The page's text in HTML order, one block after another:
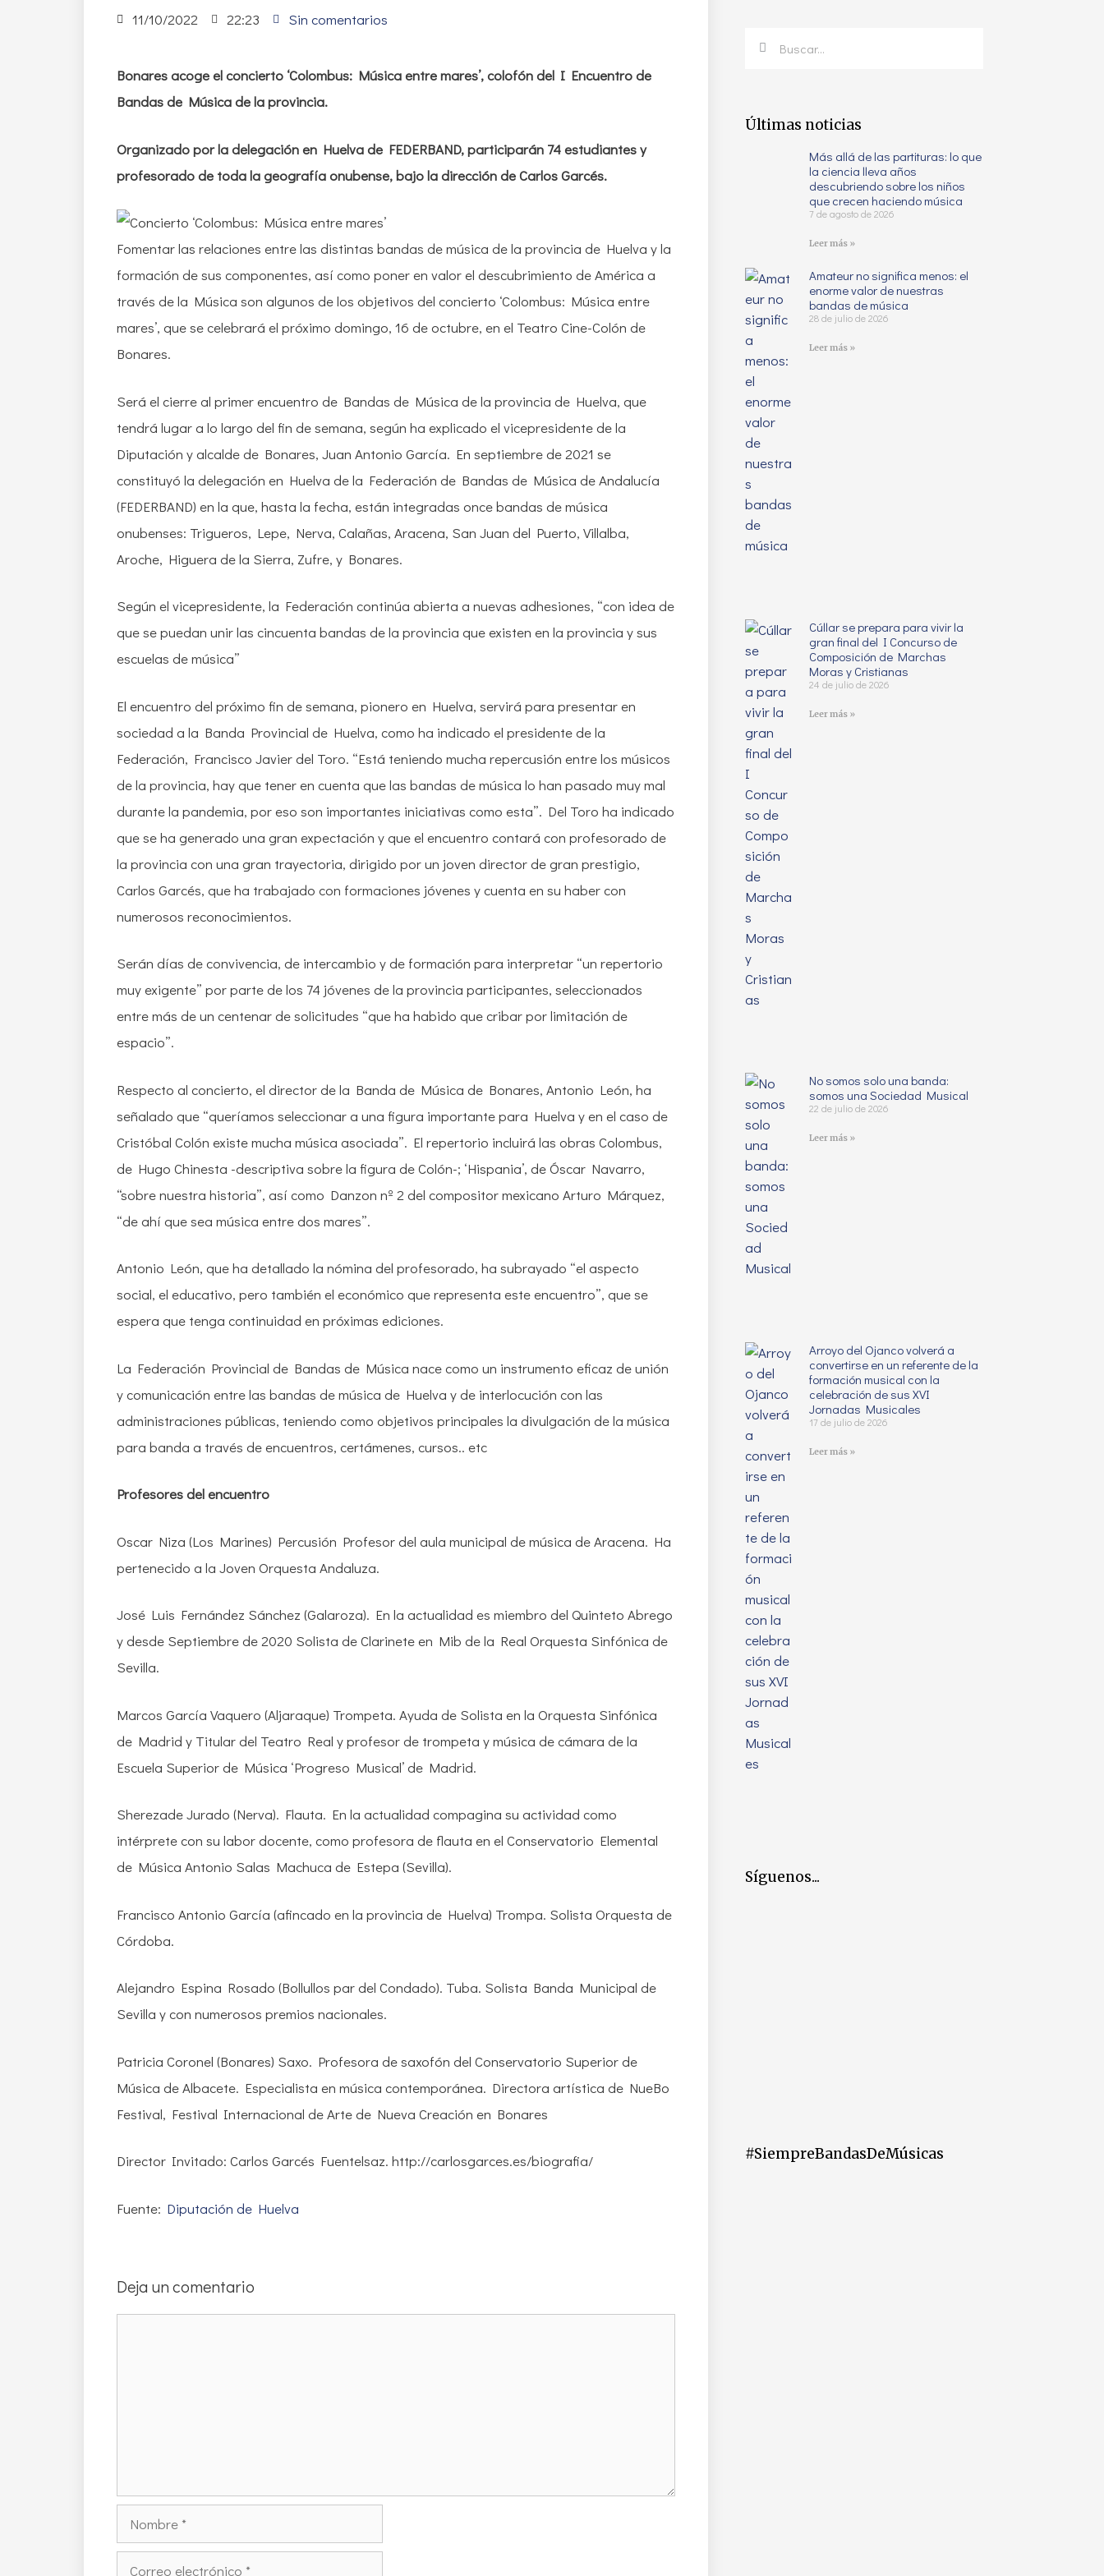
11/10/2022 22:23 Sin comentarios
Bonares acoge el concierto ‘Colombus: Música entre mares’, colofón del I Encuentro de
Bandas de Música de la provincia.
Organizado por la delegación en Huelva de FEDERBAND, participarán 74 estudiantes y
profesorado de toda la geografía onubense, bajo la dirección de Carlos Garcés.
Fomentar las relaciones entre las distintas bandas de música de la provincia de Huelva y la
formación de sus componentes, así como poner en valor el descubrimiento de América a
través de la Música son algunos de los objetivos del concierto ‘Colombus: Música entre
mares’, que se celebrará el próximo domingo, 16 de octubre, en el Teatro Cine-Colón de
Bonares.
Será el cierre al primer encuentro de Bandas de Música de la provincia de Huelva, que
tendrá lugar a lo largo del fin de semana, según ha explicado el vicepresidente de la
Diputación y alcalde de Bonares, Juan Antonio García. En septiembre de 2021 se
constituyó la delegación en Huelva de la Federación de Bandas de Música de Andalucía
(FEDERBAND) en la que, hasta la fecha, están integradas once bandas de música
onubenses: Trigueros, Lepe, Nerva, Calañas, Aracena, San Juan del Puerto, Villalba,
Aroche, Higuera de la Sierra, Zufre, y Bonares.
Según el vicepresidente, la Federación continúa abierta a nuevas adhesiones, “con idea de
que se puedan unir las cincuenta bandas de la provincia que existen en la provincia y sus
escuelas de música”
El encuentro del próximo fin de semana, pionero en Huelva, servirá para presentar en
sociedad a la Banda Provincial de Huelva, como ha indicado el presidente de la
Federación, Francisco Javier del Toro. “Está teniendo mucha repercusión entre los músicos
de la provincia, hay que tener en cuenta que las bandas de música lo han pasado muy mal
durante la pandemia, por eso son importantes iniciativas como esta”. Del Toro ha indicado
que se ha generado una gran expectación y que el encuentro contará con profesorado de
la provincia con una gran trayectoria, dirigido por un joven director de gran prestigio,
Carlos Garcés, que ha trabajado con formaciones jóvenes y cuenta en su haber con
numerosos reconocimientos.
Serán días de convivencia, de intercambio y de formación para interpretar “un repertorio
muy exigente” por parte de los 74 jóvenes de la provincia participantes, seleccionados
entre más de un centenar de solicitudes “que ha habido que cribar por limitación de
espacio”.
Respecto al concierto, el director de la Banda de Música de Bonares, Antonio León, ha
señalado que “queríamos seleccionar a una figura importante para Huelva y en el caso de
Cristóbal Colón existe mucha música asociada”. El repertorio incluirá las obras Colombus,
de Hugo Chinesta -descriptiva sobre la figura de Colón-; ‘Hispania’, de Óscar Navarro,
“sobre nuestra historia”, así como Danzon nº 2 del compositor mexicano Arturo Márquez,
“de ahí que sea música entre dos mares”.
Antonio León, que ha detallado la nómina del profesorado, ha subrayado “el aspecto
social, el educativo, pero también el económico que representa este encuentro”, que se
espera que tenga continuidad en próximas ediciones.
La Federación Provincial de Bandas de Música nace como un instrumento eficaz de unión
y comunicación entre las bandas de música de Huelva y de interlocución con las
administraciones públicas, teniendo como objetivos principales la divulgación de la música
para banda a través de encuentros, certámenes, cursos.. etc
Profesores del encuentro
Oscar Niza (Los Marines) Percusión Profesor del aula municipal de música de Aracena. Ha
pertenecido a la Joven Orquesta Andaluza.
José Luis Fernández Sánchez (Galaroza). En la actualidad es miembro del Quinteto Abrego
y desde Septiembre de 2020 Solista de Clarinete en Mib de la Real Orquesta Sinfónica de
Sevilla.
Marcos García Vaquero (Aljaraque) Trompeta. Ayuda de Solista en la Orquesta Sinfónica
de Madrid y Titular del Teatro Real y profesor de trompeta y música de cámara de la
Escuela Superior de Música ‘Progreso Musical’ de Madrid.
Sherezade Jurado (Nerva). Flauta. En la actualidad compagina su actividad como
intérprete con su labor docente, como profesora de flauta en el Conservatorio Elemental
de Música Antonio Salas Machuca de Estepa (Sevilla).
Francisco Antonio García (afincado en la provincia de Huelva) Trompa. Solista Orquesta de
Córdoba.
Alejandro Espina Rosado (Bollullos par del Condado). Tuba. Solista Banda Municipal de
Sevilla y con numerosos premios nacionales.
Patricia Coronel (Bonares) Saxo. Profesora de saxofón del Conservatorio Superior de
Música de Albacete. Especialista en música contemporánea. Directora artística de NueBo
Festival, Festival Internacional de Arte de Nueva Creación en Bonares
Director Invitado: Carlos Garcés Fuentelsaz. http://carlosgarces.es/biografia/
Fuente: Diputación de Huelva
Deja un comentario
Últimas noticias
Más allá de las partituras: lo que
la ciencia lleva años
descubriendo sobre los niños
que crecen haciendo música
7 de agosto de 2026
Leer más »
Amateur no significa menos: el
enorme valor de nuestras
bandas de música
28 de julio de 2026
Leer más »
Cúllar se prepara para vivir la
gran final del I Concurso de
Composición de Marchas
Moras y Cristianas
24 de julio de 2026
Leer más »
No somos solo una banda:
somos una Sociedad Musical
22 de julio de 2026
Leer más »
Arroyo del Ojanco volverá a
convertirse en un referente de la
formación musical con la
celebración de sus XVI
Jornadas Musicales
17 de julio de 2026
Leer más »
Síguenos...
#SiempreBandasDeMúsicas